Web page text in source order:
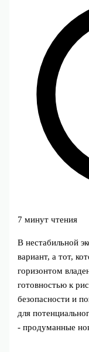
7 минут чтения
В нестабильной
вариант, а тот,
горизонтом
готовностью к
безопасности и
для
- продуманные